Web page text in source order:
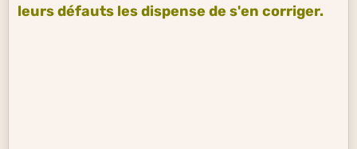
leurs défauts les dispense de s'en corriger.